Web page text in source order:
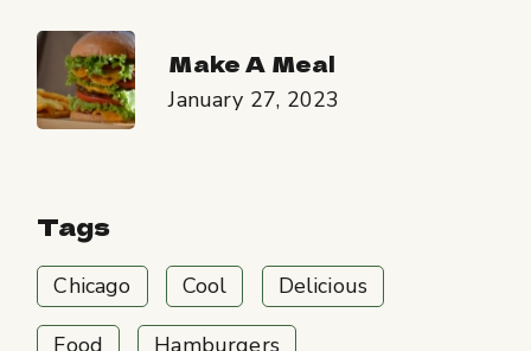
Make A Meal
January 27, 2023
Tags
Chicago Cool Delicious